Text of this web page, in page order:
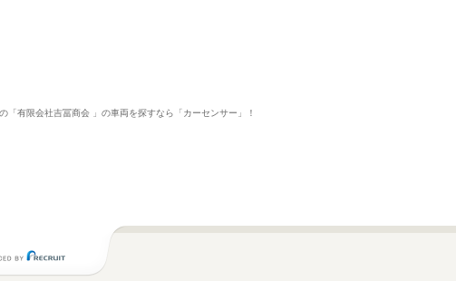
有限会社吉冨商会 」の車両を探すなら「カーセンサー」！